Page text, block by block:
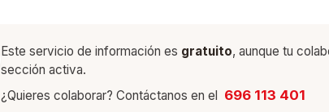
Este servicio de información es gratuito, aunque tu
sección activa.
¿Quieres colaborar? Contáctanos en el 696 113 401